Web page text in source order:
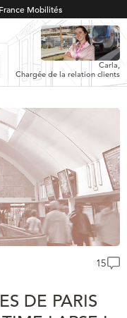
Mobilités
Carla,
Chargée de la relation clients
15
DE PARIS